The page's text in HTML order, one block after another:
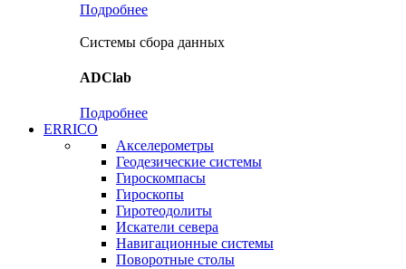
Подробнее
Системы сбора данных
ADClab
Подробнее
ERRICO
Акселерометры
Геодезические системы
Гироскомпасы
Гироскопы
Гиротеодолиты
Искатели севера
Навигационные системы
Поворотные столы